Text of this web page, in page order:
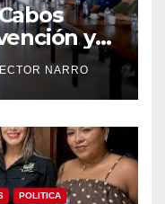
y
oleaje
NARRO
POLITICA